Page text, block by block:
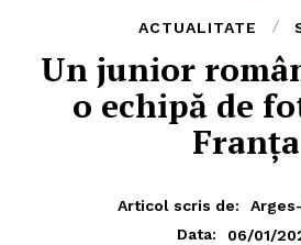
ACTUALITATE
Un junior
o echipă de
Franța
Articol scris de:
Data:
06/01/